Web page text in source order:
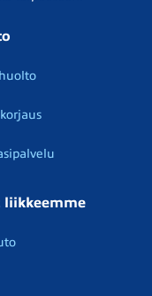
liikkeemme